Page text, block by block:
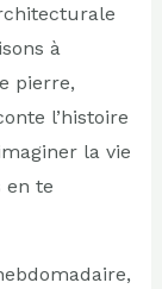
à
pierre,
l’histoire
la vie
en te